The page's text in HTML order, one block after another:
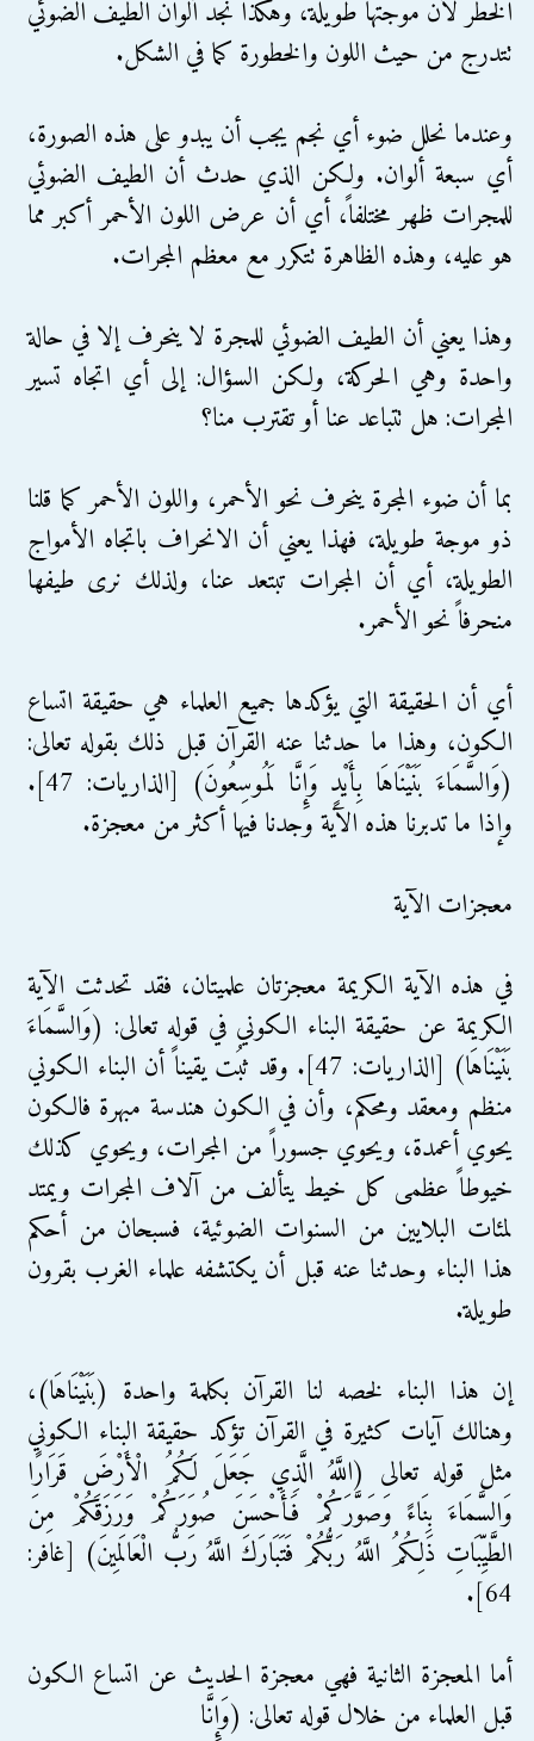
الخطر لأن موجتها طويلة، وهكذا نجد ألوان الطيف الضوئي
تتدرج من حيث اللون والخطورة كما في الشكل.
وعندما نحلل ضوء أي نجم يجب أن يبدو على هذه الصورة،
أي سبعة ألوان. ولكن الذي حدث أن الطيف الضوئي
للمجرات ظهر مختلفاً، أي أن عرض اللون الأحمر أكبر مما
هو عليه، وهذه الظاهرة تتكرر مع معظم المجرات.
وهذا يعني أن الطيف الضوئي للمجرة لا ينحرف إلا في حالة
واحدة وهي الحركة، ولكن السؤال: إلى أي اتجاه تسير
المجرات: هل تتباعد عنا أو تقترب منا؟
بما أن ضوء المجرة ينحرف نحو الأحمر، واللون الأحمر كما قلنا
ذو موجة طويلة، فهذا يعني أن الانحراف باتجاه الأمواج
الطويلة، أي أن المجرات تبتعد عنا، ولذلك نرى طيفها
منحرفاً نحو الأحمر.
أي أن الحقيقة التي يؤكدها جميع العلماء هي حقيقة اتساع
الكون، وهذا ما حدثنا عنه القرآن قبل ذلك بقوله تعالى:
(وَالسَّمَاءَ بَنَيْنَاهَا بِأَيْدٍ وَإِنَّا لَمُوسِعُونَ) [الذاريات: 47].
وإذا ما تدبرنا هذه الآية وجدنا فيها أكثر من معجزة.
معجزات الآية
في هذه الآية الكريمة معجزتان علميتان، فقد تحدثت الآية
الكريمة عن حقيقة البناء الكوني في قوله تعالى: (وَالسَّمَاءَ
بَنَيْنَاهَا) [الذاريات: 47]. وقد ثبُت يقيناً أن البناء الكوني
منظم ومعقد ومحكم، وأن في الكون هندسة مبهرة فالكون
يحوي أعمدة، ويحوي جسوراً من المجرات، ويحوي كذلك
خيوطاً عظمى كل خيط يتألف من آلاف المجرات ويمتد
لمئات البلايين من السنوات الضوئية، فسبحان من أحكم
هذا البناء وحدثنا عنه قبل أن يكتشفه علماء الغرب بقرون
طويلة.
إن هذا البناء لخصه لنا القرآن بكلمة واحدة (بَنَيْنَاهَا)،
وهنالك آيات كثيرة في القرآن تؤكد حقيقة البناء الكوني
مثل قوله تعالى (اللَّهُ الَّذِي جَعَلَ لَكُمُ الْأَرْضَ قَرَارًا
وَالسَّمَاءَ بِنَاءً وَصَوَّرَكُمْ فَأَحْسَنَ صُوَرَكُمْ وَرَزَقَكُمْ مِنَ
الطَّيِّبَاتِ ذَلِكُمُ اللَّهُ رَبُّكُمْ فَتَبَارَكَ اللَّهُ رَبُّ الْعَالَمِينَ) [غافر:
64].
أما المعجزة الثانية فهي معجزة الحديث عن اتساع الكون
قبل العلماء من خلال قوله تعالى: (وَإِنَّا